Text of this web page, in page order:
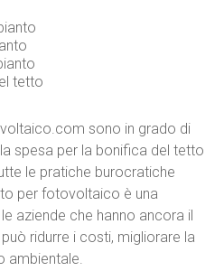
tetto
sono in grado di
spesa per la bonifica del tetto
le pratiche burocratiche
per fotovoltaico è una
aziende che hanno ancora il
ridurre i costi, migliorare la
ambientale.